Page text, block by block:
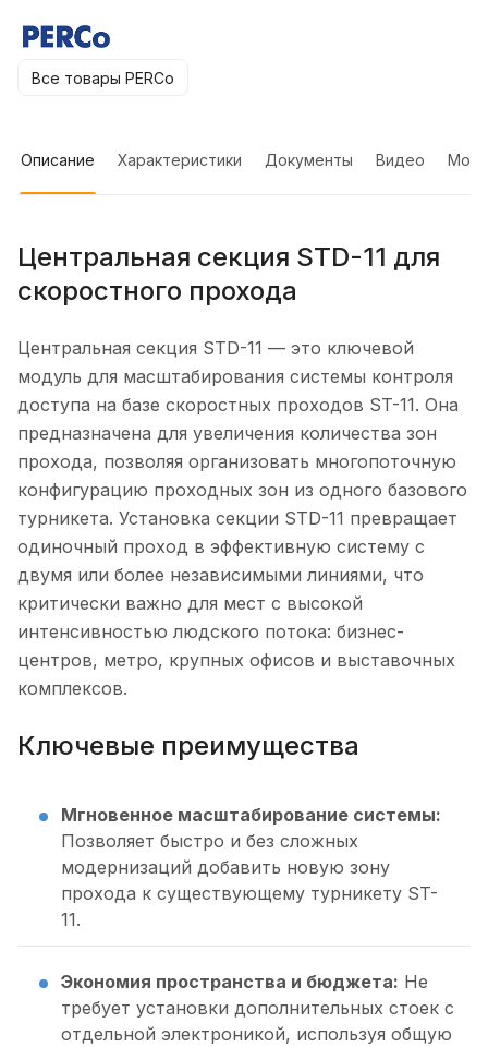
Все товары PERCo
Описание Характеристики Документы Видео
Центральная секция STD-11 для
скоростного прохода
Центральная секция STD-11 — это ключевой
модуль для масштабирования системы контроля
доступа на базе скоростных проходов ST-11. Она
предназначена для увеличения количества зон
прохода, позволяя организовать многопоточную
конфигурацию проходных зон из одного базового
турникета. Установка секции STD-11 превращает
одиночный проход в эффективную систему с
двумя или более независимыми линиями, что
критически важно для мест с высокой
интенсивностью людского потока: бизнес-
центров, метро, крупных офисов и выставочных
комплексов.
Ключевые преимущества
Мгновенное масштабирование системы:
Позволяет быстро и без сложных
модернизаций добавить новую зону
прохода к существующему турникету ST-
11.
Экономия пространства и бюджета: Не
требует установки дополнительных стоек с
отдельной электроникой, используя общую